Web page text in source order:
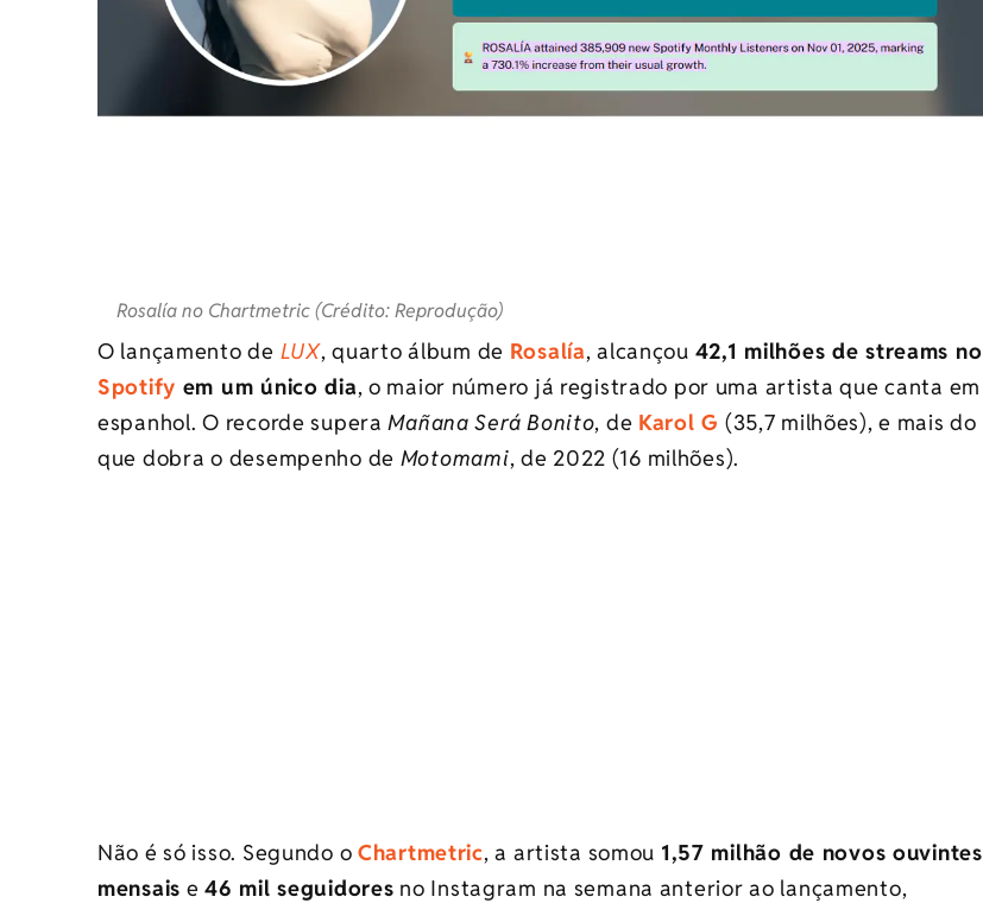
Rosalía no Chartmetric (Crédito: Reprodução)
O lançamento de LUX, quarto álbum de Rosalía, alcançou 42,1 milhões de streams no
Spotify em um único dia, o maior número já registrado por uma artista que canta em
espanhol. O recorde superaMañana Será Bonito, de Karol G (35,7 milhões), e mais do
que dobra o desempenho de Motomami, de 2022 (16 milhões).
Não é só isso. Segundo o Chartmetric, a artista somou 1,57 milhão de novos ouvintes
mensais e46 mil seguidores no Instagram na semana anterior ao lançamento,